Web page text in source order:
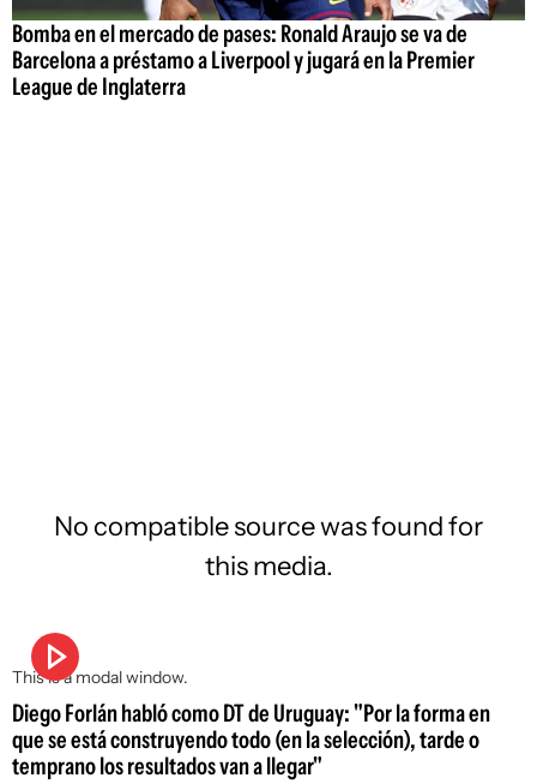
Bomba en el mercado de pases: Ronald Araujo se va de
Barcelona a préstamo a Liverpool y jugará en la Premier
League de Inglaterra
This is a modal window.
No compatible source was found for
this media.
Diego Forlán habló como DT de Uruguay: "Por la forma en
que se está construyendo todo (en la selección), tarde o
temprano los resultados van a llegar"